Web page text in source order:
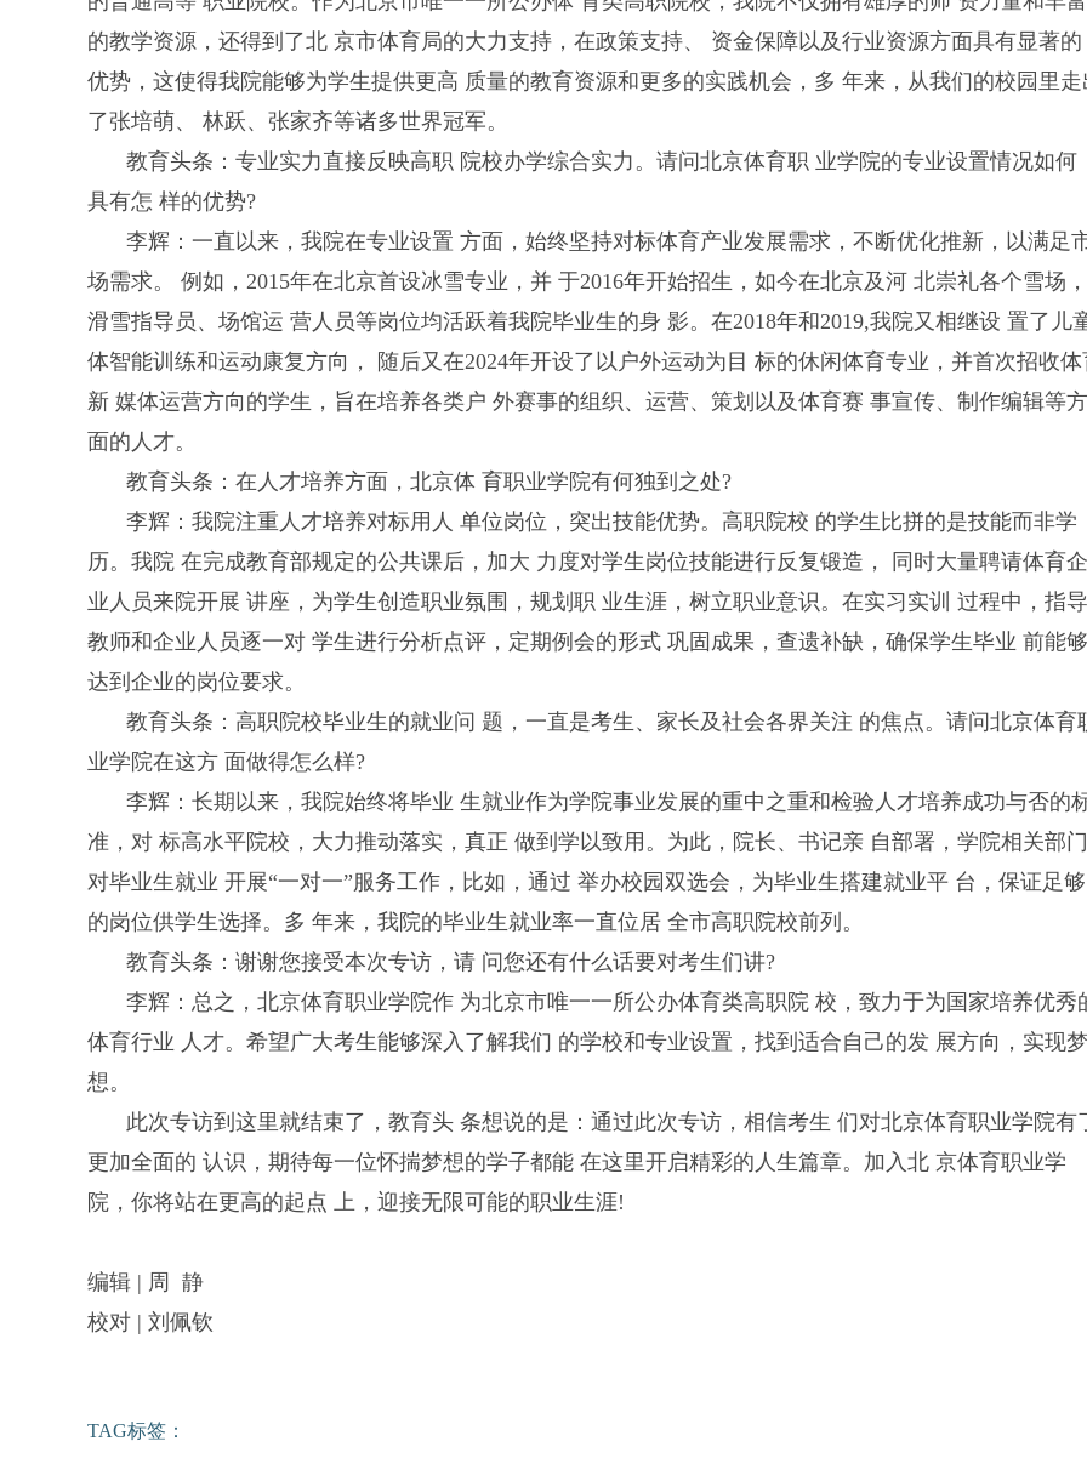
的教学资源，还得到了北 京市体育局的大力支持，在政策支持、 资金保障以及行业资源方面具有显著的
优势，这使得我院能够为学生提供更高 质量的教育资源和更多的实践机会，多 年来，从我们的校园里走
了张培萌、 林跃、张家齐等诸多世界冠军。
教育头条：专业实力直接反映高职 院校办学综合实力。请问北京体育职 业学院的专业设置情况如何
具有怎 样的优势?
李辉：一直以来，我院在专业设置 方面，始终坚持对标体育产业发展需求，不断优化推新，以满足
场需求。 例如，2015年在北京首设冰雪专业，并 于2016年开始招生，如今在北京及河 北崇礼各个雪场，
滑雪指导员、场馆运 营人员等岗位均活跃着我院毕业生的身 影。在2018年和2019,我院又相继设 置了儿
体智能训练和运动康复方向， 随后又在2024年开设了以户外运动为目 标的休闲体育专业，并首次招收体
新 媒体运营方向的学生，旨在培养各类户 外赛事的组织、运营、策划以及体育赛 事宣传、制作编辑等方
面的人才。
教育头条：在人才培养方面，北京体 育职业学院有何独到之处?
李辉：我院注重人才培养对标用人 单位岗位，突出技能优势。高职院校 的学生比拼的是技能而非学
历。我院 在完成教育部规定的公共课后，加大 力度对学生岗位技能进行反复锻造， 同时大量聘请体育企
业人员来院开展 讲座，为学生创造职业氛围，规划职 业生涯，树立职业意识。在实习实训 过程中，指导
教师和企业人员逐一对 学生进行分析点评，定期例会的形式 巩固成果，查遗补缺，确保学生毕业 前能够
达到企业的岗位要求。
教育头条：高职院校毕业生的就业问 题，一直是考生、家长及社会各界关注 的焦点。请问北京体育
业学院在这方 面做得怎么样?
李辉：长期以来，我院始终将毕业 生就业作为学院事业发展的重中之重和检验人才培养成功与否的
准，对 标高水平院校，大力推动落实，真正 做到学以致用。为此，院长、书记亲 自部署，学院相关部门
对毕业生就业 开展“一对一”服务工作，比如，通过 举办校园双选会，为毕业生搭建就业平 台，保证足够
的岗位供学生选择。多 年来，我院的毕业生就业率一直位居 全市高职院校前列。
教育头条：谢谢您接受本次专访，请 问您还有什么话要对考生们讲?
李辉：总之，北京体育职业学院作 为北京市唯一一所公办体育类高职院 校，致力于为国家培养优秀
体育行业 人才。希望广大考生能够深入了解我们 的学校和专业设置，找到适合自己的发 展方向，实现梦
想。
此次专访到这里就结束了，教育头 条想说的是：通过此次专访，相信考生 们对北京体育职业学院有
更加全面的 认识，期待每一位怀揣梦想的学子都能 在这里开启精彩的人生篇章。加入北 京体育职业学
院，你将站在更高的起点 上，迎接无限可能的职业生涯!
编辑 | 周 静
校对 | 刘佩钦
TAG标签：